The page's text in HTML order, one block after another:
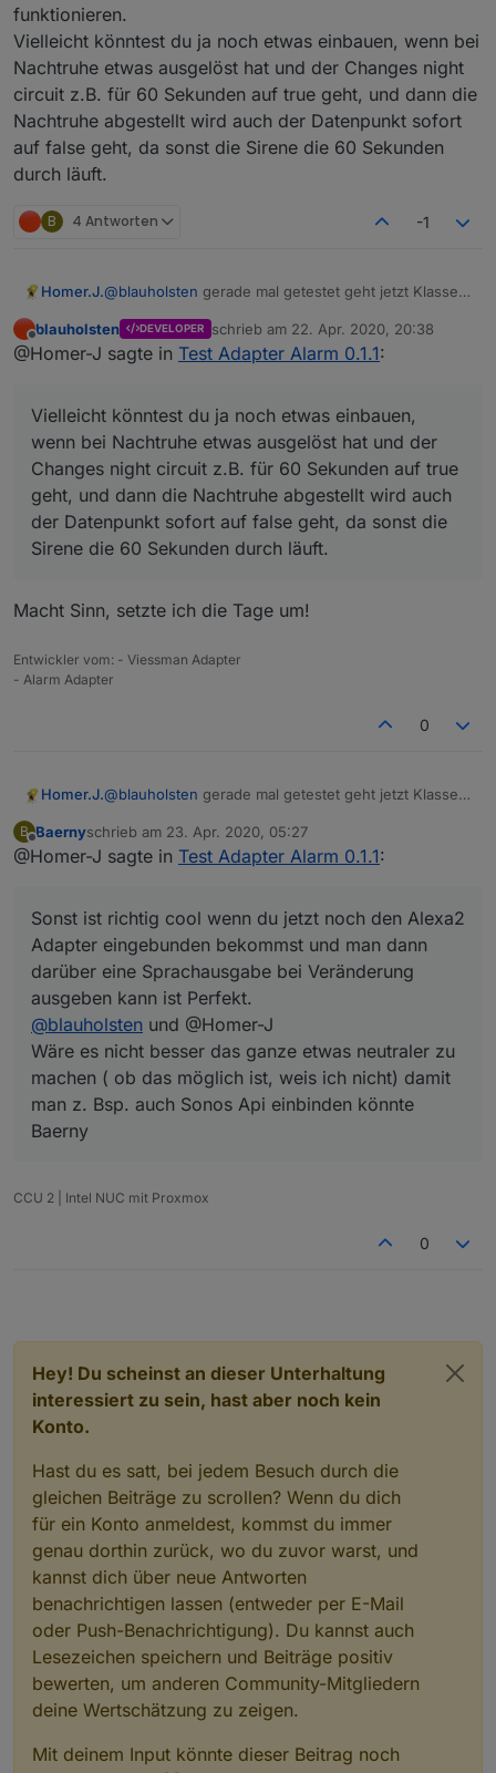
funktionieren.
Vielleicht könntest du ja noch etwas einbauen, wenn bei
Nachtruhe etwas ausgelöst hat und der Changes night
circuit z.B. für 60 Sekunden auf true geht, und dann die
Nachtruhe abgestellt wird auch der Datenpunkt sofort
auf false geht, da sonst die Sirene die 60 Sekunden
durch läuft.
B 4 Antworten -1
Homer.J.@blauholsten gerade mal getestet geht jetzt Klasse
nicht aktiviert ist wird trotzdem die Sleep List und die
Alarm list getriggert. Soll das so sein.
darüber eine Sprachausgabe bei Veränderung
ausgeben kann ist Perfekt.
Ich denk mit dem Sayit sollte das ja schon
funktionieren.
Vielleicht könntest du ja noch etwas einbauen, wenn
bei Nachtruhe etwas ausgelöst hat und der Changes
night circuit z.B. für 60 Sekunden auf true geht, und
die 60 Sekunden durch läuft.
Offline
blauholsten DEVELOPER schrieb am 22. Apr. 2020, 20:38
zuletzt editiert von
@Homer-J sagte in Test Adapter Alarm 0.1.1:
Vielleicht könntest du ja noch etwas einbauen,
wenn bei Nachtruhe etwas ausgelöst hat und der
Changes night circuit z.B. für 60 Sekunden auf true
geht, und dann die Nachtruhe abgestellt wird auch
der Datenpunkt sofort auf false geht, da sonst die
Sirene die 60 Sekunden durch läuft.
Macht Sinn, setzte ich die Tage um!
Entwickler vom: - Viessman Adapter
- Alarm Adapter
0
Homer.J.@blauholsten gerade mal getestet geht jetzt Klasse
nicht aktiviert ist wird trotzdem die Sleep List und die
Alarm list getriggert. Soll das so sein.
darüber eine Sprachausgabe bei Veränderung
ausgeben kann ist Perfekt.
Ich denk mit dem Sayit sollte das ja schon
funktionieren.
Vielleicht könntest du ja noch etwas einbauen, wenn
bei Nachtruhe etwas ausgelöst hat und der Changes
night circuit z.B. für 60 Sekunden auf true geht, und
dann die Nachtruhe abgestellt wird auch der
Datenpunkt sofort auf false geht, da sonst die Sirene
die 60 Sekunden durch läuft.
B
Offline
Baernyschrieb am 23. Apr. 2020, 05:27
zuletzt editiert von
@Homer-J sagte in Test Adapter Alarm 0.1.1:
Sonst ist richtig cool wenn du jetzt noch den Alexa2
Adapter eingebunden bekommst und man dann
darüber eine Sprachausgabe bei Veränderung
ausgeben kann ist Perfekt.
@blauholsten und @Homer-J
Wäre es nicht besser das ganze etwas neutraler zu
machen ( ob das möglich ist, weis ich nicht) damit
man z. Bsp. auch Sonos Api einbinden könnte
Baerny
CCU 2 | Intel NUC mit Proxmox
0
Hey! Du scheinst an dieser Unterhaltung
interessiert zu sein, hast aber noch kein
Konto.
Hast du es satt, bei jedem Besuch durch die
gleichen Beiträge zu scrollen? Wenn du dich
für ein Konto anmeldest, kommst du immer
genau dorthin zurück, wo du zuvor warst, und
kannst dich über neue Antworten
benachrichtigen lassen (entweder per E-Mail
oder Push-Benachrichtigung). Du kannst auch
Lesezeichen speichern und Beiträge positiv
bewerten, um anderen Community-Mitgliedern
deine Wertschätzung zu zeigen.
Mit deinem Input könnte dieser Beitrag noch